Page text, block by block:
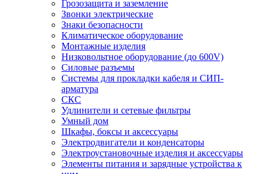
Грозозащита и заземление
Звонки электрические
Знаки безопасности
Климатическое оборудование
Монтажные изделия
Низковольтное оборудование (до 600V)
Силовые разъемы
Системы для прокладки кабеля и СИП-
арматура
СКС
Удлинители и сетевые фильтры
Умный дом
Шкафы, боксы и аксессуары
Электродвигатели и конденсаторы
Электроустановочные изделия и аксессуары
Элементы питания и зарядные устройства к